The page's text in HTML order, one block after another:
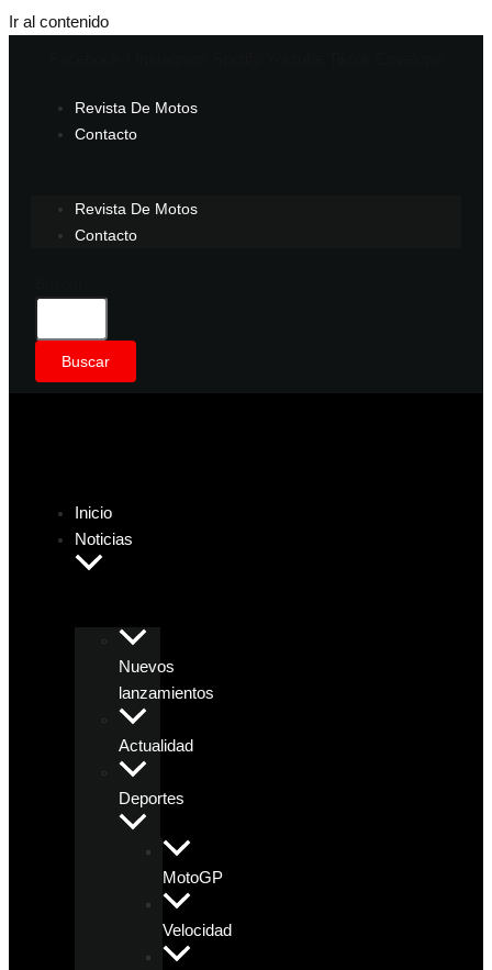
Ir al contenido
Revista De Motos
Contacto
Revista De Motos
Contacto
Buscar
Inicio
Noticias
Nuevos
lanzamientos
Actualidad
Deportes
MotoGP
Velocidad